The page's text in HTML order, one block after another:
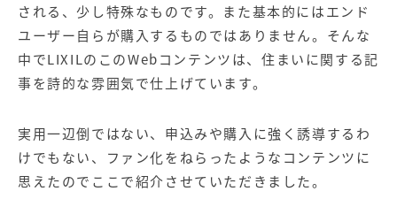
される、少し特殊なものです。また基本的にはエンド
ユーザー自らが購入するものではありません。そんな
中でLIXILのこのWebコンテンツは、住まいに関する記
事を詩的な雰囲気で仕上げています。
実用一辺倒ではない、申込みや購入に強く誘導するわ
けでもない、ファン化をねらったようなコンテンツに
思えたのでここで紹介させていただきました。